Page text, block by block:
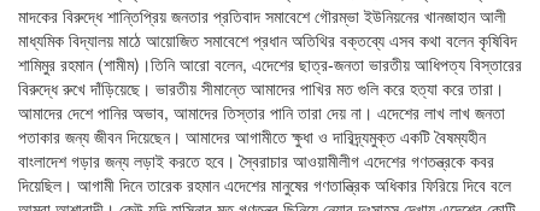
মাদকের বিরুদ্ধে শান্তিপ্রিয় জনতার প্রতিবাদ সমাবেশে গৌরম্ভা ইউনিয়নের খানজাহান আলী
মাধ্যমিক বিদ্যালয় মাঠে আয়োজিত সমাবেশে প্রধান অতিথির বক্তব্যে এসব কথা বলেন কৃষিবিদ
শামিমুর রহমান (শামীম)।তিনি আরো বলেন, এদেশের ছাত্র-জনতা ভারতীয় আধিপত্য বিস্তারের
বিরুদ্ধে রুখে দাঁড়িয়েছে। ভারতীয় সীমান্তে আমাদের পাখির মত গুলি করে হত্যা করে তারা।
আমাদের দেশে পানির অভাব, আমাদের তিস্তার পানি তারা দেয় না। এদেশের লাখ লাখ জনতা
পতাকার জন্য জীবন দিয়েছেন। আমাদের আগামীতে ক্ষুধা ও দারিদ্র্যমুক্ত একটি বৈষম্যহীন
বাংলাদেশ গড়ার জন্য লড়াই করতে হবে। স্বৈরাচার আওয়ামীলীগ এদেশের গণতন্ত্রকে কবর
দিয়েছিল। আগামী দিনে তারেক রহমান এদেশের মানুষের গণতান্ত্রিক অধিকার ফিরিয়ে দিবে বলে